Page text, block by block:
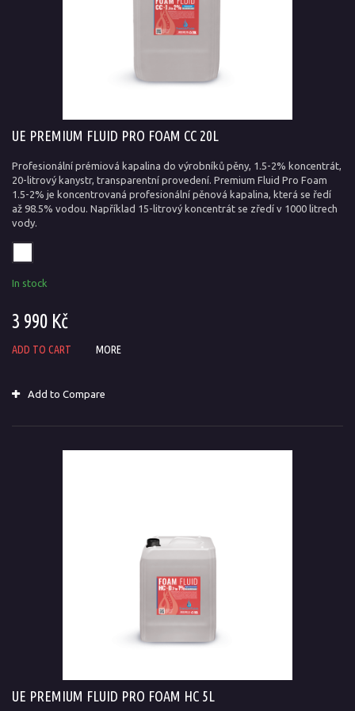
UE PREMIUM FLUID PRO FOAM CC 20L
Profesionální prémiová kapalina do výrobníků pěny, 1.5-2% koncentrát,
20-litrový kanystr, transparentní provedení. Premium Fluid Pro Foam
1.5-2% je koncentrovaná profesionální pěnová kapalina, která se ředí
až 98.5% vodou. Například 15-litrový koncentrát se zředí v 1000 litrech
vody.
In stock
3 990 Kč
ADD TO CART MORE
Add to Compare
UE PREMIUM FLUID PRO FOAM HC 5L